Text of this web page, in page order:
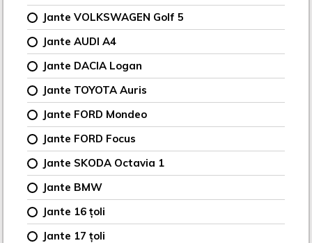
Jante VOLKSWAGEN Golf 5
Jante AUDI A4
Jante DACIA Logan
Jante TOYOTA Auris
Jante FORD Mondeo
Jante FORD Focus
Jante SKODA Octavia 1
Jante BMW
Jante 16 țoli
Jante 17 țoli